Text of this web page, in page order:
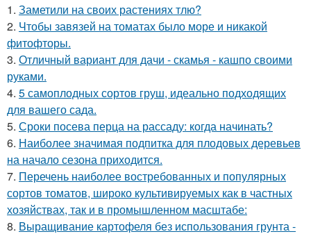
1. Заметили на своих растениях тлю?
2. Чтобы завязей на томатах было море и никакой
фитофторы.
3. Отличный вариант для дачи - скамья - кашпо своими
руками.
4. 5 самоплодных сортов груш, идеально подходящих
для вашего сада.
5. Сроки посева перца на рассаду: когда начинать?
6. Наиболее значимая подпитка для плодовых деревьев
на начало сезона приходится.
7. Перечень наиболее востребованных и популярных
сортов томатов, широко культивируемых как в частных
хозяйствах, так и в промышленном масштабе:
8. Выращивание картофеля без использования грунта -